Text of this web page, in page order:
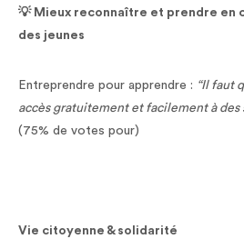
💡 Mieux reconnaître et prendre en
des jeunes
Entreprendre pour apprendre : “Il faut
accès gratuitement et facilement à des
(75% de votes pour)
Vie citoyenne & solidarité